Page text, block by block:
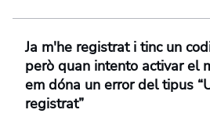
Ja m'he registrat i tinc un
però quan intento activar el
em dóna un error del tipus
registrat”